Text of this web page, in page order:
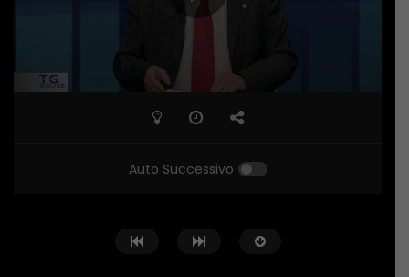
Auto Successivo